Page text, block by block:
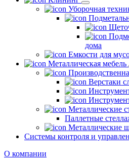
Уборочная
дома
Емкости для
Металлическая мебель
Верстаки
Металлические
Паллетные
Металлические
Системы контроля и
О компании